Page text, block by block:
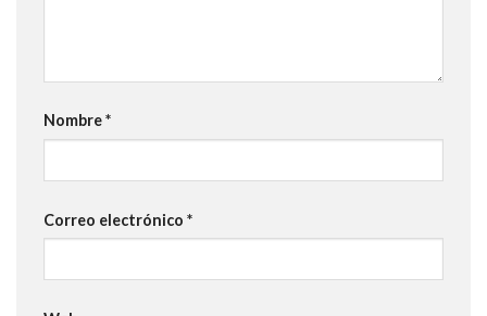
Nombre*
Correo electrónico *